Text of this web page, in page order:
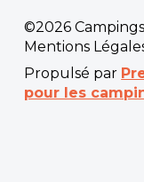
©2026
Mentions
Propulsé par
pour les